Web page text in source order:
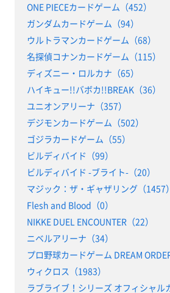
ONE PIECEカードゲーム（452）
ガンダムカードゲーム（94）
ウルトラマンカードゲーム（68）
名探偵コナンカードゲーム（115）
ディズニー・ロルカナ（65）
ハイキュー!!バボカ!!BREAK（36）
ユニオンアリーナ（357）
デジモンカードゲーム（502）
ゴジラカードゲーム（55）
ビルディバイド（99）
ビルディバイド -ブライト-（20）
マジック：ザ・ギャザリング（1457）
Flesh and Blood（0）
NIKKE DUEL ENCOUNTER（22）
ニベルアリーナ（34）
プロ野球カードゲーム DREAM
ウィクロス（1983）
ラブライブ！シリーズ オフィシャル